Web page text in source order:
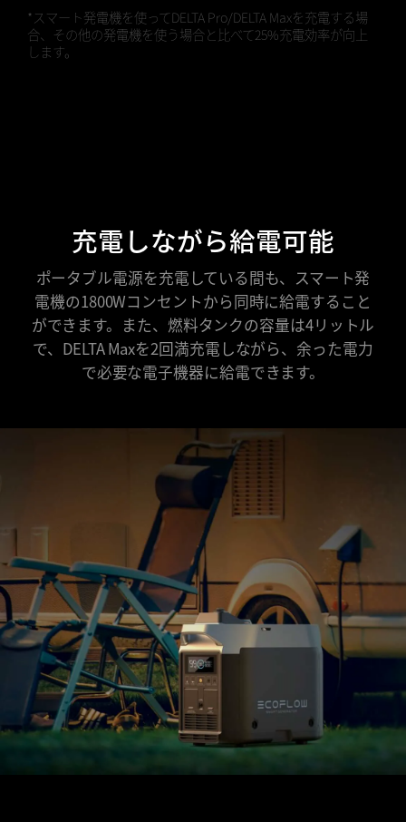
*スマート発電機を使ってDELTA Pro/DELTA Maxを充電する場
合、その他の発電機を使う場合と比べて25%充電効率が向上
します。
充電しながら給電可能
ポータブル電源を充電している間も、スマート発
電機の1800Wコンセントから同時に給電すること
ができます。また、燃料タンクの容量は4リットル
で、DELTA Maxを2回満充電しながら、余った電力
で必要な電子機器に給電できます。